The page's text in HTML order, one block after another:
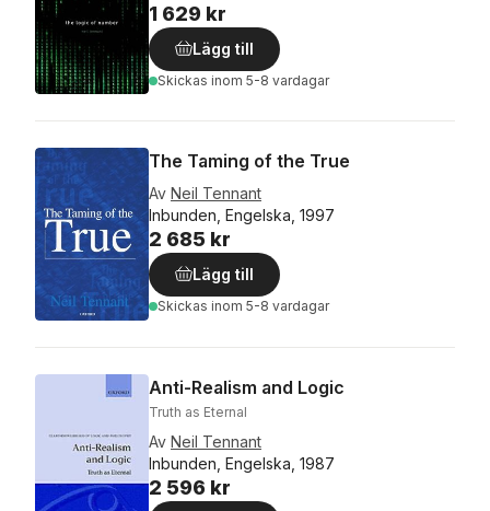
1 629 kr
Lägg till
Skickas inom 5-8 vardagar
The Taming of the True
Av Neil Tennant
Inbunden, Engelska, 1997
2 685 kr
Lägg till
Skickas inom 5-8 vardagar
Anti-Realism and Logic
Truth as Eternal
Av Neil Tennant
Inbunden, Engelska, 1987
2 596 kr